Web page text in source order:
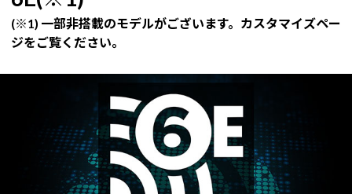
(※1) 一部非搭載のモデルがございます。カスタマイズペー
ジをご覧ください。